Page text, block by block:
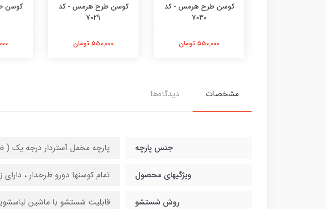
کوسن طرح هرمس - کد
7030
550,000 تومان
کوسن طرح هرمس - کد
7029
550,000 تومان
کوسن
مشخصات دیدگاه‌ها
جنس پارچه پارچه مخمل آستردار درجه یک (
ویژگیهای محصول تمام کوسنها دورو طرحدار ،
روش شستشو قابلیت شستشو با ماشین